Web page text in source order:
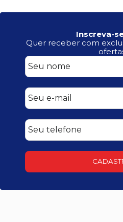
Inscreva-
Quer receber com